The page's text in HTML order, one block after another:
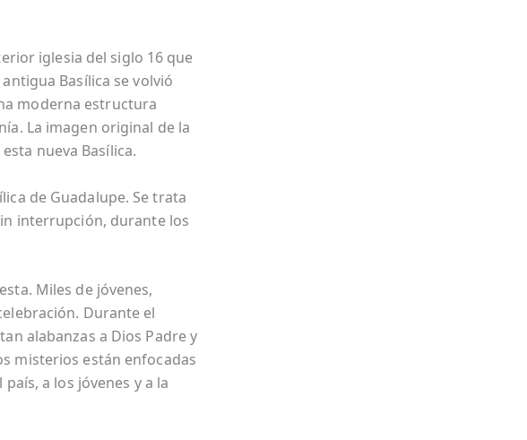
iglesia del siglo 16 que
Basílica se volvió
moderna estructura
La imagen original de la
nueva Basílica.
de Guadalupe. Se trata
interrupción, durante los
Miles de jóvenes,
Durante el
alabanzas a Dios Padre y
misterios están enfocadas
a los jóvenes y a la